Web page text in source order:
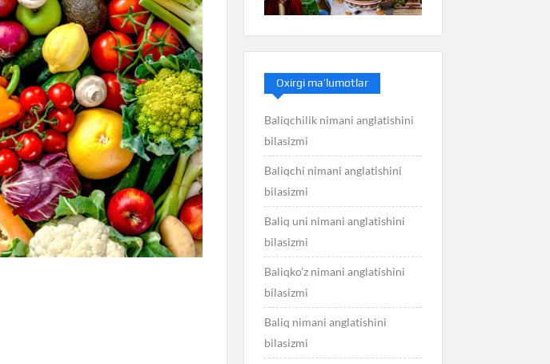
Oxirgi ma’lumotlar
Baliqchilik nimani anglatishini
bilasizmi
Baliqchi nimani anglatishini
bilasizmi
Baliq uni nimani anglatishini
bilasizmi
Baliqko’z nimani anglatishini
bilasizmi
Baliq nimani anglatishini
bilasizmi